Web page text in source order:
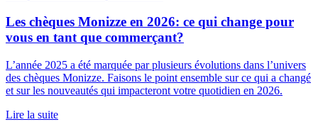
Les chèques Monizze en 2026: ce qui change pour
vous en tant que commerçant?
L’année 2025 a été marquée par plusieurs évolutions dans l’univers
des chèques Monizze. Faisons le point ensemble sur ce qui a changé
et sur les nouveautés qui impacteront votre quotidien en 2026.
Lire la suite